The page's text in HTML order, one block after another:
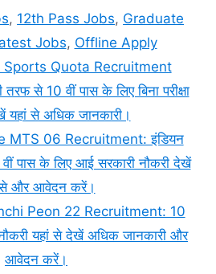
, 12th Pass Jobs, Graduate
Jobs, Offline Apply
Sports Quota Recruitment
से 10 वीं पास के लिए बिना परीक्षा
यहां से अधिक जानकारी।
MTS 06 Recruitment: इंडियन
पास के लिए आई सरकारी नौकरी देखें
से और आवेदन करें।
Peon 22 Recruitment: 10
यहां से देखें अधिक जानकारी और
आवेदन करें।